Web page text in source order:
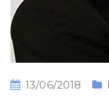
13/06/2018